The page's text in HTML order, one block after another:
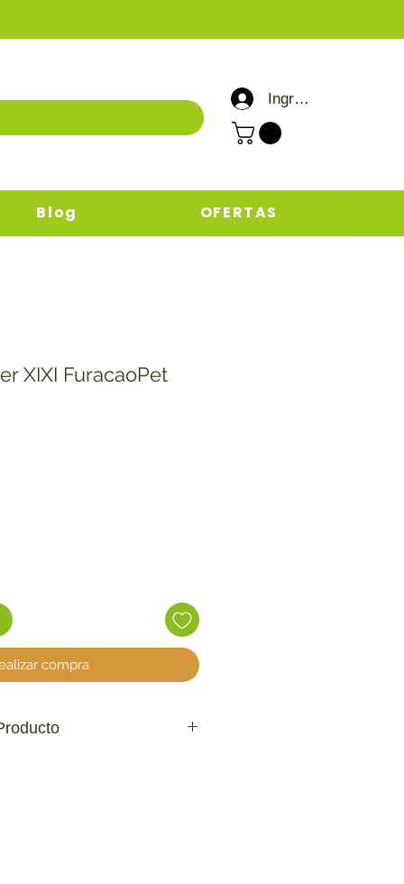
Ingresar /
Blog OFERTAS
XIXI FuracaoPet
compra